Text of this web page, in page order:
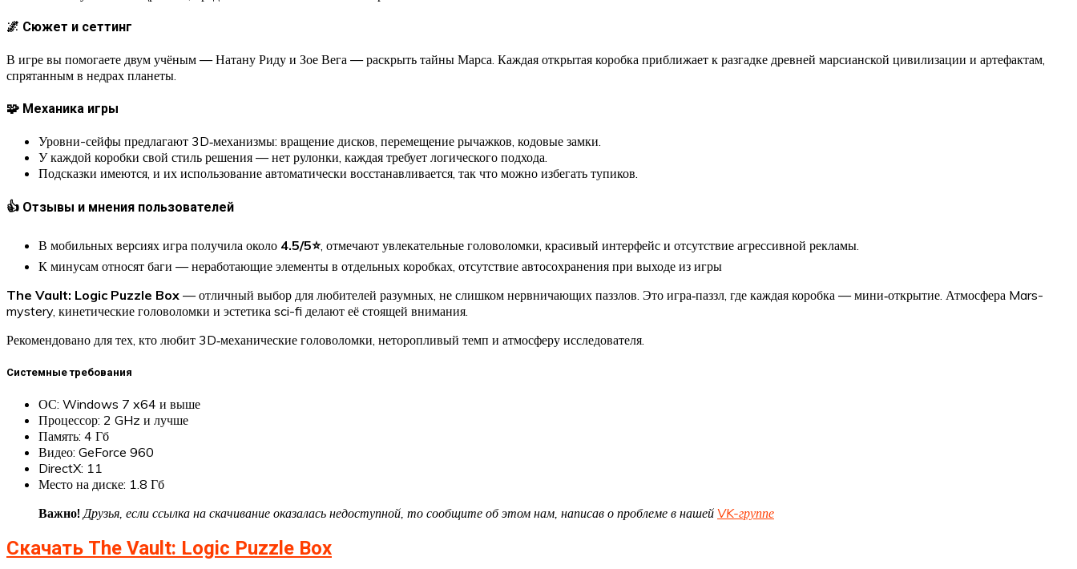
🌌 Сюжет и сеттинг
В игре вы помогаете двум учёным — Натану Риду и Зое Вега — раскрыть тайны Марса. Каждая открытая коробка приближает к разгадке древней марсианской цивилизации и артефактам,
спрятанным в недрах планеты.
🧩 Механика игры
Уровни-сейфы предлагают 3D‑механизмы: вращение дисков, перемещение рычажков, кодовые замки.
У каждой коробки свой стиль решения — нет рулонки, каждая требует логического подхода.
Подсказки имеются, и их использование автоматически восстанавливается, так что можно избегать тупиков.
👍 Отзывы и мнения пользователей
В мобильных версиях игра получила около 4.5/5⭐, отмечают увлекательные головоломки, красивый интерфейс и отсутствие агрессивной рекламы.
К минусам относят баги — неработающие элементы в отдельных коробках, отсутствие автосохранения при выходе из игры
The Vault: Logic Puzzle Box — отличный выбор для любителей разумных, не слишком нервничающих паззлов. Это игра‑паззл, где каждая коробка — мини‑открытие. Атмосфера Mars-
mystery, кинетические головоломки и эстетика sci-fi делают её стоящей внимания.
Рекомендовано для тех, кто любит 3D‑механические головоломки, неторопливый темп и атмосферу исследователя.
Системные требования
ОС: Windows 7 x64 и выше
Процессор: 2 GHz и лучше
Память: 4 Гб
Видео: GeForce 960
DirectX: 11
Место на диске: 1.8 Гб
Важно! Друзья, если ссылка на скачивание оказалась недоступной, то сообщите об этом нам, написав о проблеме в нашей VK-группе
Скачать The Vault: Logic Puzzle Box